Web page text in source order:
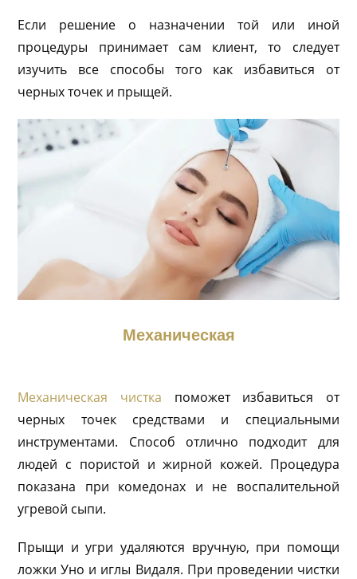
Если решение о назначении той или иной
процедуры принимает сам клиент, то следует
изучить все способы того как избавиться от
черных точек и прыщей.
Механическая
Механическая чистка поможет избавиться от
черных точек средствами и специальными
инструментами. Способ отлично подходит для
людей с пористой и жирной кожей. Процедура
показана при комедонах и не воспалительной
угревой сыпи.
Прыщи и угри удаляются вручную, при помощи
ложки Уно и иглы Видаля. При проведении чистки